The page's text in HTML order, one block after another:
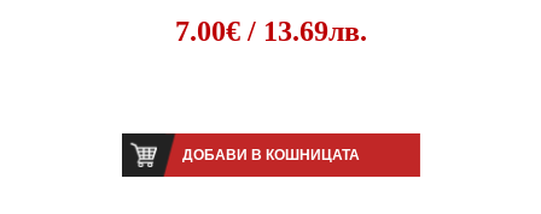
7.00€ / 13.69лв.
ДОБАВИ В КОШНИЦАТА